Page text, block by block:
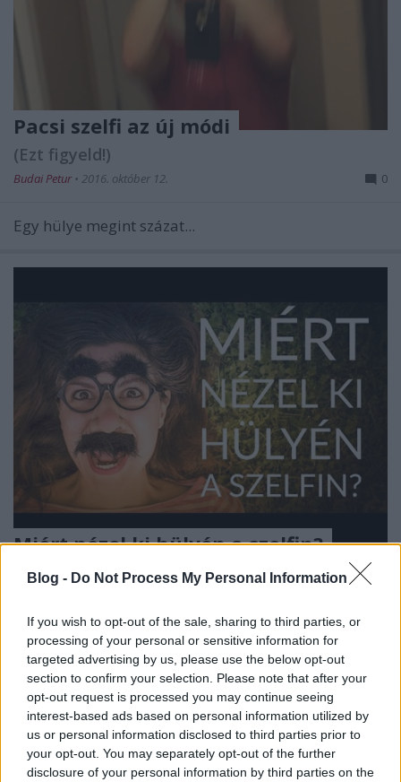
Blog - Do Not Process My Personal Information
If you wish to opt-out of the sale, sharing to third parties, or
processing of your personal or sensitive information for
targeted advertising by us, please use the below opt-out
section to confirm your selection. Please note that after your
opt-out request is processed you may continue seeing
interest-based ads based on personal information utilized by
us or personal information disclosed to third parties prior to
your opt-out. You may separately opt-out of the further
disclosure of your personal information by third parties on the
Pacsi szelfi az új módi
(Ezt figyeld!)
Budai Petur • 2016. október 12. 0
Egy hülye megint százat...
Miért nézel ki hülyén a szelfin?
(Videóm)
Az élet nagy kérdéseinek egyike. Válasz a videóban.